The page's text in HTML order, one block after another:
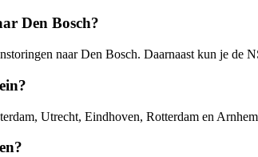
Den Bosch?
naar Den Bosch. Daarnaast kun je
Utrecht, Eindhoven, Rotterdam en